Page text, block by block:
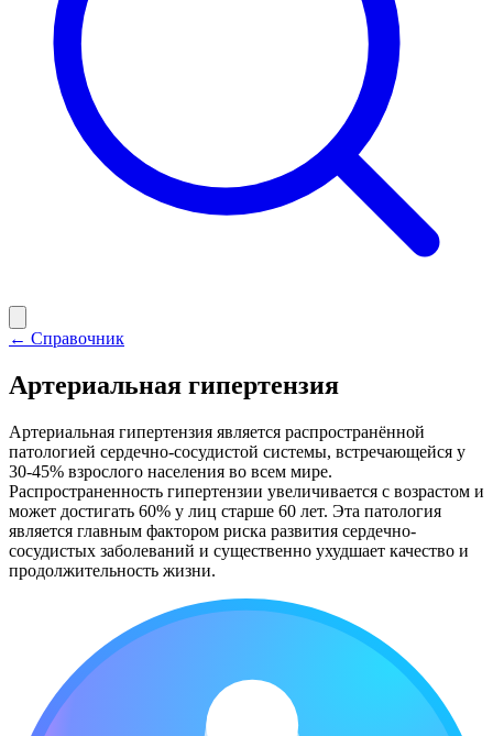
← Справочник
Артериальная гипертензия
Артериальная гипертензия является распространённой
патологией сердечно-сосудистой системы, встречающейся у
30-45% взрослого населения во всем мире.
Распространенность гипертензии увеличивается с возрастом и
может достигать 60% у лиц старше 60 лет. Эта патология
является главным фактором риска развития сердечно-
сосудистых заболеваний и существенно ухудшает качество и
продолжительность жизни.